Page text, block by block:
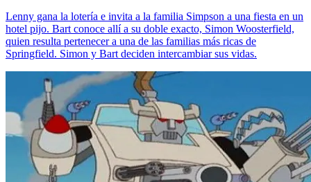
Lenny gana la lotería e invita a la familia Simpson a una fiesta en un
hotel pijo. Bart conoce allí a su doble exacto, Simon Woosterfield,
quien resulta pertenecer a una de las familias más ricas de
Springfield. Simon y Bart deciden intercambiar sus vidas.